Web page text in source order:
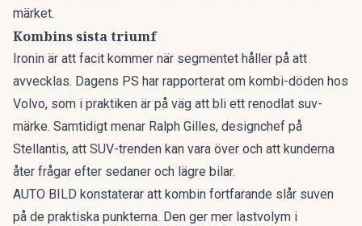
märket.
Kombins sista triumf
Ironin är att facit kommer när segmentet håller på att
avvecklas. Dagens PS har rapporterat om kombi-döden hos
Volvo, som i praktiken är på väg att bli ett renodlat suv-
märke. Samtidigt menar Ralph Gilles, designchef på
Stellantis, att SUV-trenden kan vara över och att kunderna
åter frågar efter sedaner och lägre bilar.
AUTO BILD konstaterar att kombin fortfarande slår suven
på de praktiska punkterna. Den ger mer lastvolym i